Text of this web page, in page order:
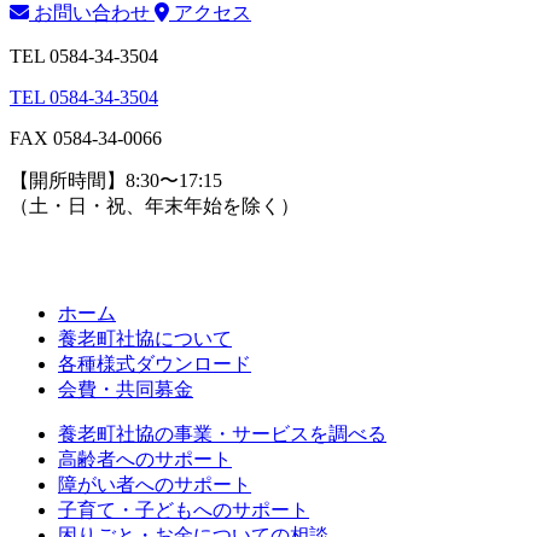
お問い合わせ
アクセス
TEL 0584-34-3504
TEL 0584-34-3504
FAX 0584-34-0066
【開所時間】8:30〜17:15
（土・日・祝、年末年始を除く）
ホーム
養老町社協について
各種様式ダウンロード
会費・共同募金
養老町社協の事業・サービスを調べる
高齢者へのサポート
障がい者へのサポート
子育て・子どもへのサポート